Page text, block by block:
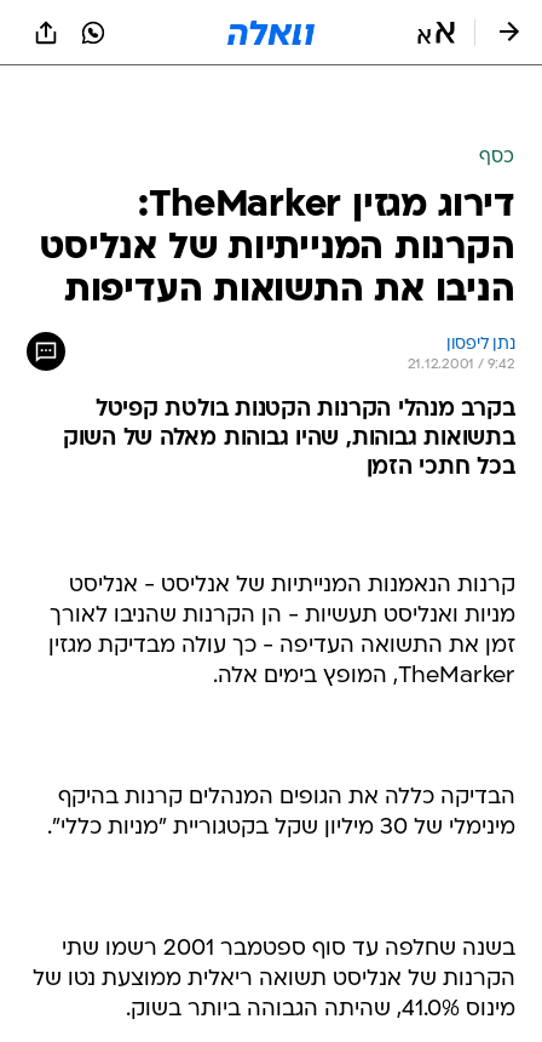
כסף
דירוג מגזין TheMarker:
הקרנות המנייתיות של אנליסט
הניבו את התשואות העדיפות
נתן ליפסון
21.12.2001 / 9:42
בקרב מנהלי הקרנות הקטנות בולטת קפיטל
בתשואות גבוהות, שהיו גבוהות מאלה של השוק
בכל חתכי הזמן
קרנות הנאמנות המנייתיות של אנליסט - אנליסט
מניות ואנליסט תעשיות - הן הקרנות שהניבו לאורך
זמן את התשואה העדיפה - כך עולה מבדיקת מגזין
TheMarker, המופץ בימים אלה.
הבדיקה כללה את הגופים המנהלים קרנות בהיקף
מינימלי של 30 מיליון שקל בקטגוריית "מניות כללי".
בשנה שחלפה עד סוף ספטמבר 2001 רשמו שתי
הקרנות של אנליסט תשואה ריאלית ממוצעת נטו של
מינוס 41.0%, שהיתה הגבוהה ביותר בשוק.